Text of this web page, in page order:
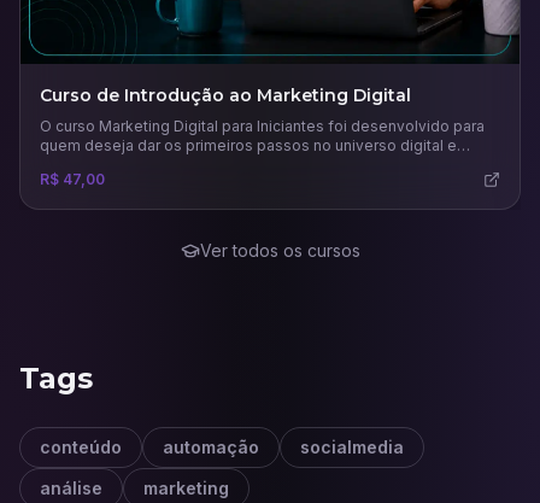
Curso de Introdução ao Marketing Digital
O curso Marketing Digital para Iniciantes foi desenvolvido para
quem deseja dar os primeiros passos no universo digital e
negócios e carreiras. Ao longo das aulas, o participante
campanhas eficazes.
R$ 47,00
Ver todos os cursos
Tags
conteúdo automação
socialmedia
análise
marketing